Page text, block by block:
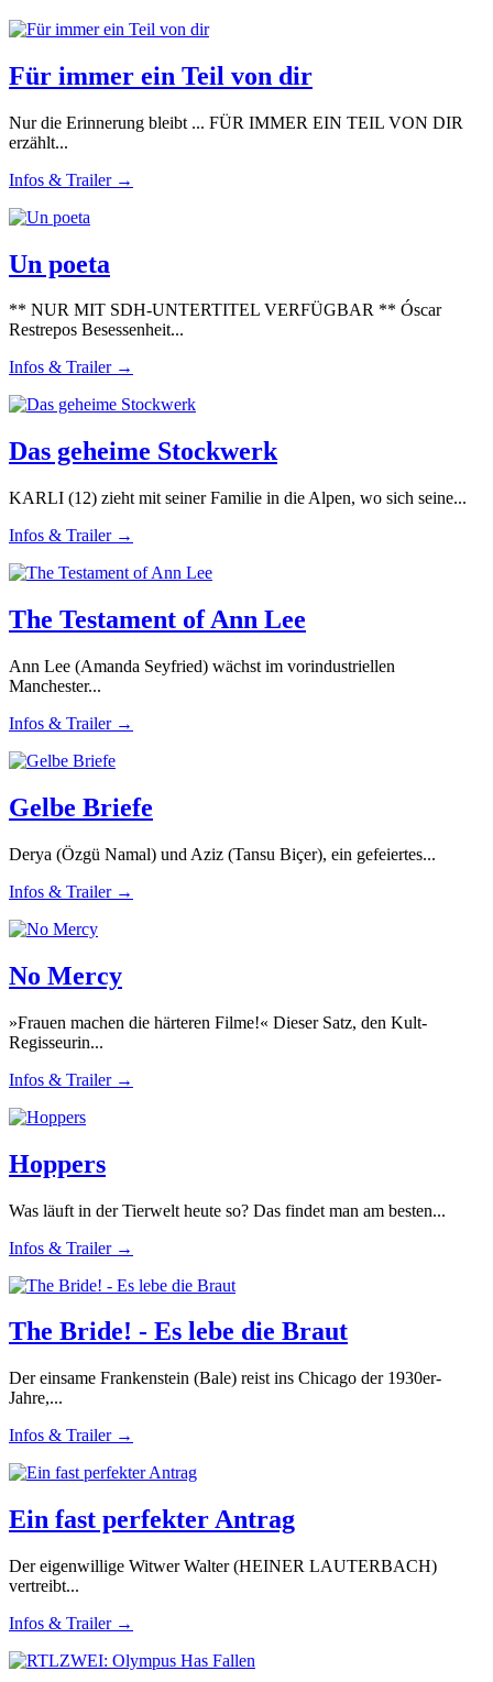
Für immer ein Teil von dir
Nur die Erinnerung bleibt ... FÜR IMMER EIN TEIL VON DIR
erzählt...
Infos & Trailer →
Un poeta
** NUR MIT SDH-UNTERTITEL VERFÜGBAR ** Óscar
Restrepos Besessenheit...
Infos & Trailer →
Das geheime Stockwerk
KARLI (12) zieht mit seiner Familie in die Alpen, wo sich seine...
Infos & Trailer →
The Testament of Ann Lee
Ann Lee (Amanda Seyfried) wächst im vorindustriellen
Manchester...
Infos & Trailer →
Gelbe Briefe
Derya (Özgü Namal) und Aziz (Tansu Biçer), ein gefeiertes...
Infos & Trailer →
No Mercy
»Frauen machen die härteren Filme!« Dieser Satz, den Kult-
Regisseurin...
Infos & Trailer →
Hoppers
Was läuft in der Tierwelt heute so? Das findet man am besten...
Infos & Trailer →
The Bride! - Es lebe die Braut
Der einsame Frankenstein (Bale) reist ins Chicago der 1930er-
Jahre,...
Infos & Trailer →
Ein fast perfekter Antrag
Der eigenwillige Witwer Walter (HEINER LAUTERBACH)
vertreibt...
Infos & Trailer →